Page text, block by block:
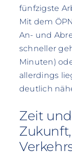
fünfzigste
Mit dem
An- und
schneller
Minuten)
allerdings
deutlich
Zeit